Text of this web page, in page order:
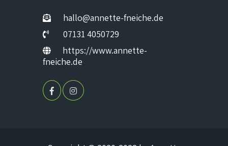
hallo@annette-fneiche.de
07131 4050729
https://www.annette-
fneiche.de